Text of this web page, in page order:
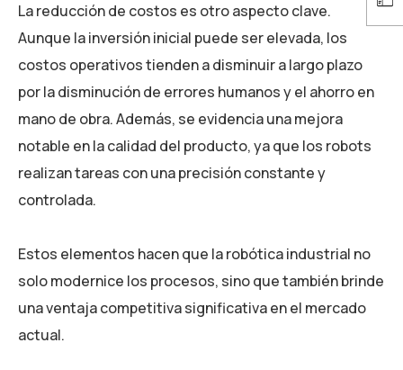
La reducción de costos es otro aspecto clave.
Aunque la inversión inicial puede ser elevada, los
costos operativos tienden a disminuir a largo plazo
por la disminución de errores humanos y el ahorro en
mano de obra. Además, se evidencia una mejora
notable en la calidad del producto, ya que los robots
realizan tareas con una precisión constante y
controlada.
Estos elementos hacen que la robótica industrial no
solo modernice los procesos, sino que también brinde
una ventaja competitiva significativa en el mercado
actual.